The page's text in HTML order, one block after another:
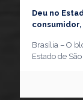
Deu no
Brasília – O
Estado de